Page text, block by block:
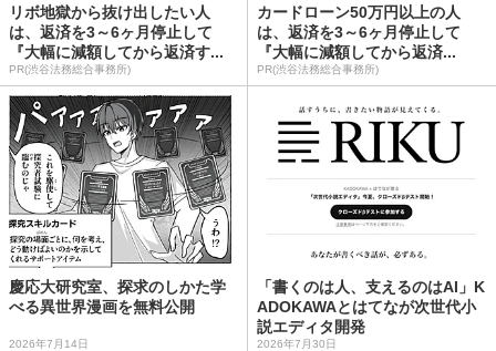
リボ地獄から抜け出したい人
は、返済を3～6ヶ月停止して
『大幅に減額してから返済す...
PR(渋谷法務総合事務所)
カードローン50万円以上の人
は、返済を3～6ヶ月停止して
『大幅に減額してから返済...
PR(渋谷法務総合事務所)
慶応大研究室、探求のしかた学
べる異世界漫画を無料公開
2026年7月14日
「書くのは人、支えるのはAI」K
ADOKAWAとはてなが次世代小
説エディタ開発
2026年7月30日